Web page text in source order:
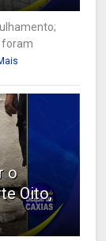
foram
o
Oito,